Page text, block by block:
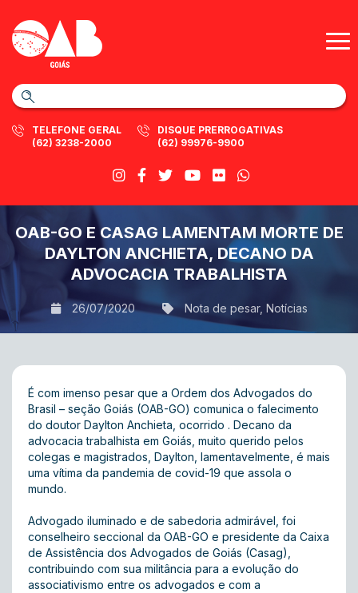
TELEFONE GERAL
(62) 3238-2000
DISQUE PRERROGATIVAS
(62) 99976-9900
OAB-GO E CASAG LAMENTAM MORTE DE
DAYLTON ANCHIETA, DECANO DA
ADVOCACIA TRABALHISTA
26/07/2020 Nota de pesar, Notícias
É com imenso pesar que a Ordem dos Advogados do
Brasil – seção Goiás (OAB-GO) comunica o falecimento
do doutor Daylton Anchieta, ocorrido . Decano da
advocacia trabalhista em Goiás, muito querido pelos
colegas e magistrados, Daylton, lamentavelmente, é mais
uma vítima da pandemia de covid-19 que assola o
mundo.
Advogado iluminado e de sabedoria admirável, foi
conselheiro seccional da OAB-GO e presidente da Caixa
de Assistência dos Advogados de Goiás (Casag),
contribuindo com sua militância para a evolução do
associativismo entre os advogados e com a